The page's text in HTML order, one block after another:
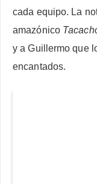
cada equipo. La
amazónico
y a Guillermo que
encantados.